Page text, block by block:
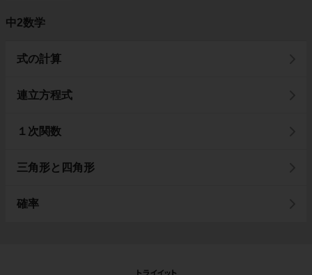
中2数学
式の計算
連立方程式
１次関数
三角形と四角形
確率